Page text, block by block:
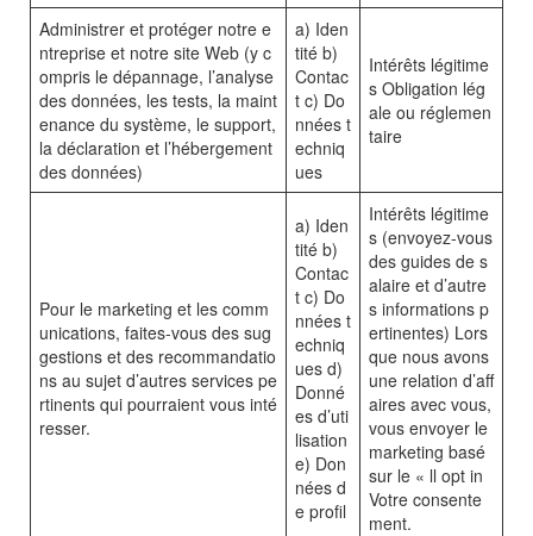
Administrer et protéger notre e
ntreprise et notre site Web (y c
ompris le dépannage, l’analyse
des données, les tests, la maint
enance du système, le support,
la déclaration et l’hébergement
des données)
a) Iden
tité b)
Contac
t c) Do
nnées t
echniq
ues
Intérêts légitime
s Obligation lég
ale ou réglemen
taire
Pour le marketing et les comm
unications, faites-vous des sug
gestions et des recommandatio
ns au sujet d’autres services pe
rtinents qui pourraient vous inté
resser.
a) Iden
tité b)
Contac
t c) Do
nnées t
echniq
ues d)
Donné
es d’uti
lisation
e) Don
nées d
e profil
Intérêts légitime
s (envoyez-vous
des guides de s
alaire et d’autre
s informations p
ertinentes) Lors
que nous avons
une relation d’aff
aires avec vous,
vous envoyer le
marketing basé
sur le « ll opt in
Votre consente
ment.